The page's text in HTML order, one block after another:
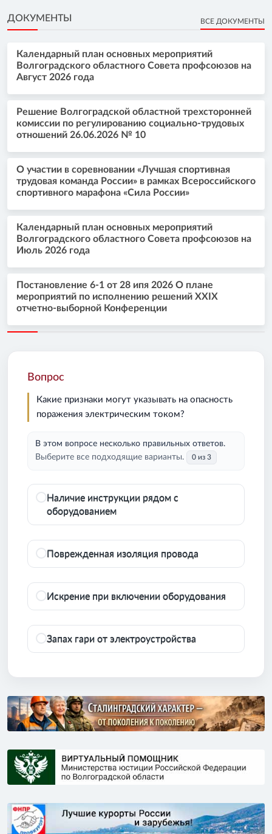
ДОКУМЕНТЫ ВСЕ ДОКУМЕНТЫ
Календарный план основных мероприятий
Волгоградского областного Совета профсоюзов на
Август 2026 года
Решение Волгоградской областной трехсторонней
комиссии по регулированию социально-трудовых
отношений 26.06.2026 № 10
О участии в соревновании «Лучшая спортивная
трудовая команда России» в рамках Всероссийского
спортивного марафона «Сила России»
Календарный план основных мероприятий
Волгоградского областного Совета профсоюзов на
Июль 2026 года
Постановление 6-1 от 28 ипя 2026 О плане
мероприятий по исполнению решений XXIX
отчетно-выборной Конференции
Вопрос
Какие признаки могут указывать на опасность
поражения электрическим током?
В этом вопросе несколько правильных ответов.
Выберите все подходящие варианты.
0 из 3
Наличие инструкции рядом с
оборудованием
Поврежденная изоляция провода
Искрение при включении оборудования
Запах гари от электроустройства